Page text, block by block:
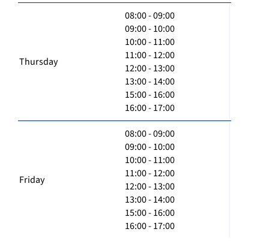
Thursday
08:00 - 09:00
09:00 - 10:00
10:00 - 11:00
11:00 - 12:00
12:00 - 13:00
13:00 - 14:00
15:00 - 16:00
16:00 - 17:00
Friday
08:00 - 09:00
09:00 - 10:00
10:00 - 11:00
11:00 - 12:00
12:00 - 13:00
13:00 - 14:00
15:00 - 16:00
16:00 - 17:00